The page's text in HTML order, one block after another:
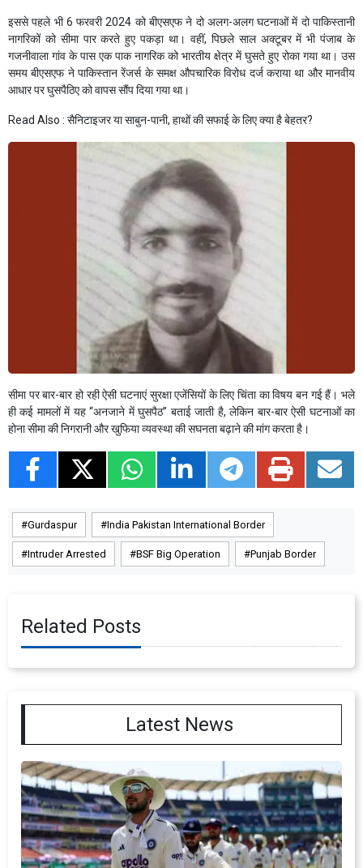
इससे पहले भी 6 फरवरी 2024 को बीएसएफ ने दो अलग-अलग घटनाओं में दो पाकिस्तानी
नागरिकों को सीमा पार करते हुए पकड़ा था। वहीं, पिछले साल अक्टूबर में भी पंजाब के
गजनीवाला गांव के पास एक पाक नागरिक को भारतीय क्षेत्र में घुसते हुए रोका गया था। उस
समय बीएसएफ ने पाकिस्तान रेंजर्स के समक्ष औपचारिक विरोध दर्ज कराया था और मानवीय
आधार पर घुसपैठिए को वापस सौंप दिया गया था।
Read Also : सैनिटाइजर या साबुन-पानी, हाथों की सफाई के लिए क्या है बेहतर?
सीमा पर बार-बार हो रही ऐसी घटनाएं सुरक्षा एजेंसियों के लिए चिंता का विषय बन गई हैं। भले
ही कई मामलों में यह “अनजाने में घुसपैठ” बताई जाती है, लेकिन बार-बार ऐसी घटनाओं का
होना सीमा की निगरानी और खुफिया व्यवस्था की सघनता बढ़ाने की मांग करता है।
Gurdaspur India Pakistan International Border
Intruder Arrested BSF Big Operation Punjab Border
Related Posts
Latest News